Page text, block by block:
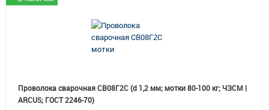
Проволока сварочная СВ08Г2С (d 1,2 мм; мотки 80-100 кг; ЧЗСМ |
ARCUS; ГОСТ 2246-70)